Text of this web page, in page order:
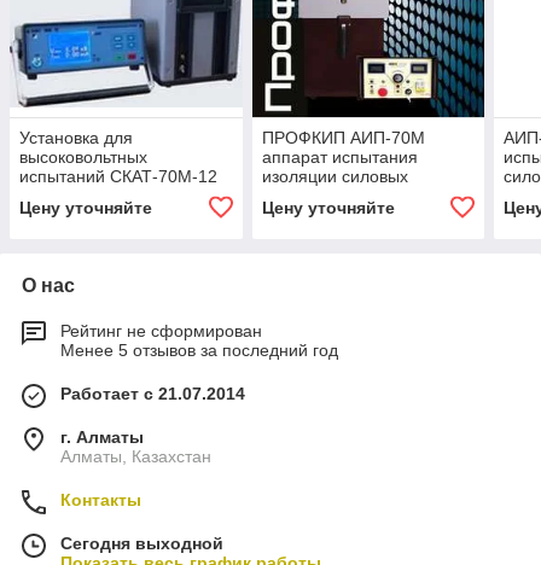
Установка для
высоковольтных
испытаний СКАТ-70М-12
Цену уточняйте
ПРОФКИП АИП-70М
аппарат испытания
изоляции силовых
диэлектриков с функцией
Цену уточняйте
О нас
Рейтинг не сформирован
Менее 5 отзывов за последний год
Работает с 21.07.2014
г. Алматы
Алматы, Казахстан
Контакты
Сегодня выходной